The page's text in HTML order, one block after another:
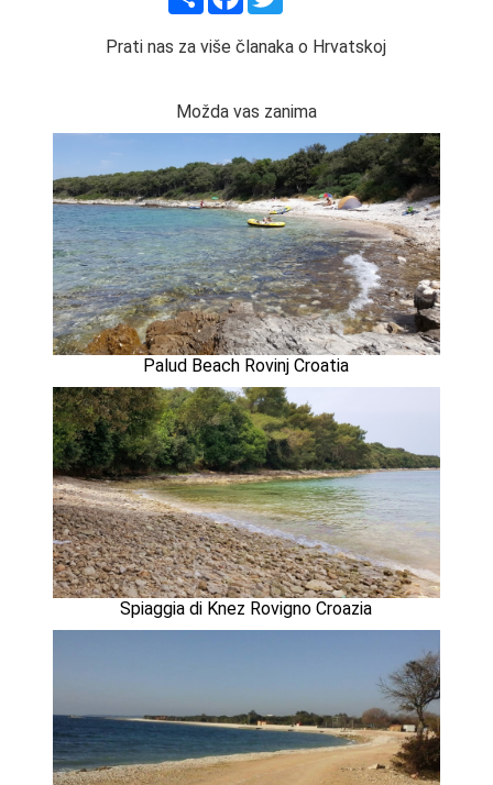
Prati nas za više članaka o Hrvatskoj
Možda vas zanima
Palud Beach Rovinj Croatia
Spiaggia di Knez Rovigno Croazia